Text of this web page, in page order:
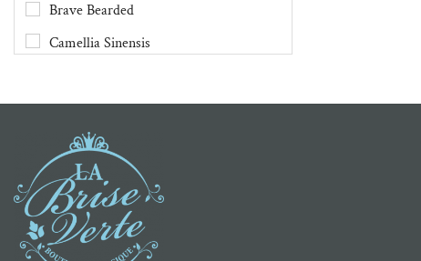
Brave Bearded
Camellia Sinensis
Clef des Champs
Danesco
Demain Demain
Dental Lace
DivaCup